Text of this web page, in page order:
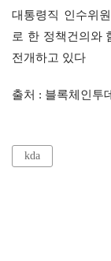
대통령직 인수위
로 한 정책건의와
전개하고 있다
출처 : 블록체인투
kda